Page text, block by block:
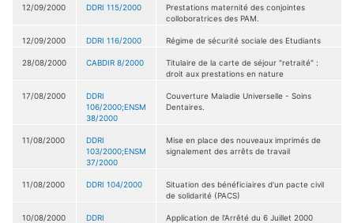
12/09/2000 DDRI 115/2000
Prestations maternité des conjointes
colloboratrices des PAM.
12/09/2000 DDRI 116/2000 Régime de sécurité sociale des Etudiants
28/08/2000 CABDIR 8/2000
Titulaire de la carte de séjour "retraité" :
droit aux prestations en nature
17/08/2000
DDRI
106/2000;ENSM
38/2000
Couverture Maladie Universelle - Soins
Dentaires.
11/08/2000
DDRI
103/2000;ENSM
37/2000
Mise en place des nouveaux imprimés de
signalement des arrêts de travail
11/08/2000 DDRI 104/2000
Situation des bénéficiaires d'un pacte civil
de solidarité (PACS)
10/08/2000
DDRI
Application de l'Arrêté du 6 Juillet 2000